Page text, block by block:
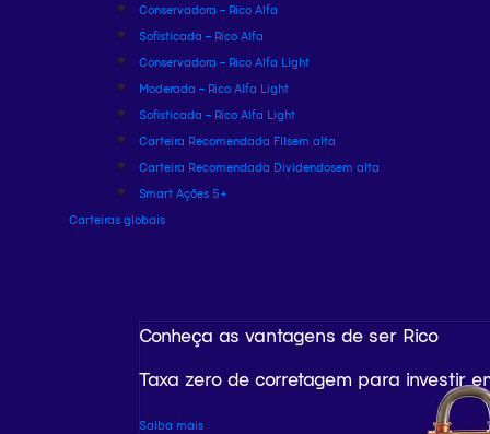
Conservadora – Rico Alfa
Sofisticada – Rico Alfa
Conservadora – Rico Alfa Light
Moderada – Rico Alfa Light
Sofisticada – Rico Alfa Light
Carteira Recomendada FIIsem alta
Carteira Recomendada Dividendosem alta
Smart Ações 5+
Carteiras globais
Conheça as vantagens de ser Rico
Taxa zero de corretagem para investir
Saiba mais